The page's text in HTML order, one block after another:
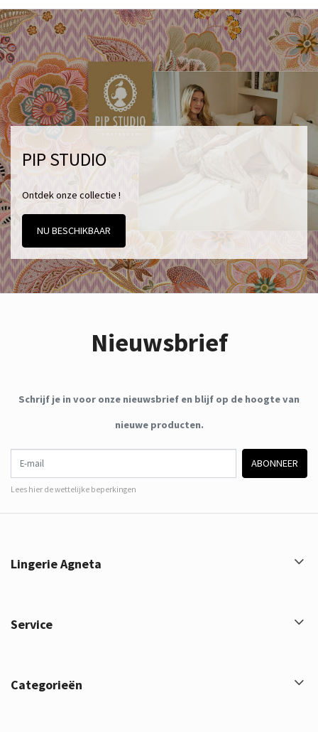
PIP STUDIO
Ontdek onze collectie !
NU BESCHIKBAAR
Nieuwsbrief
Schrijf je in voor onze nieuwsbrief en blijf op de hoogte van
nieuwe producten.
ABONNEER
Lees hier de wettelijke beperkingen
Lingerie Agneta
Service
Categorieën